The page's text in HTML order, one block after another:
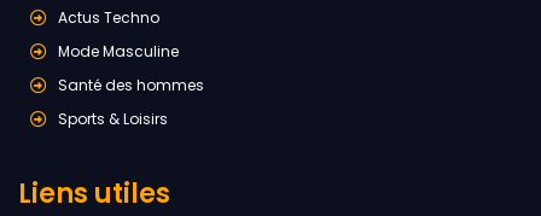
Actus Techno
Mode Masculine
Santé des hommes
Sports & Loisirs
Liens utiles